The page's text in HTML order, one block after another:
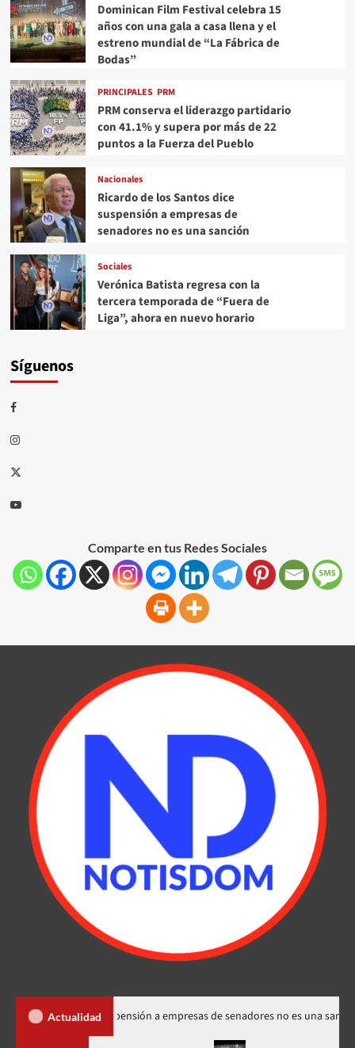
Dominican Film Festival celebra 15
años con una gala a casa llena y el
estreno mundial de “La Fábrica de
Bodas”
PRINCIPALES PRM
PRM conserva el liderazgo partidario
con 41.1% y supera por más de 22
puntos a la Fuerza del Pueblo
Nacionales
Ricardo de los Santos dice
suspensión a empresas de
senadores no es una sanción
Sociales
Verónica Batista regresa con la
tercera temporada de “Fuera de
Liga”, ahora en nuevo horario
Síguenos
Comparte en tus Redes Sociales
Actualidad
dice suspensión a empresas de senadores no es una sanción